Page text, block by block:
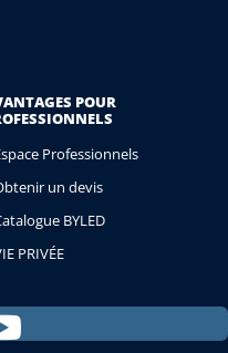
POUR
Professionnels
un devis
BYLED
PRIVÉE